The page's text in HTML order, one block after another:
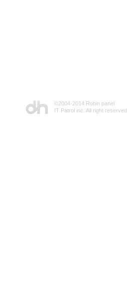
©2004-2014 Robin panel
IT Patrol inc. All right reserved.